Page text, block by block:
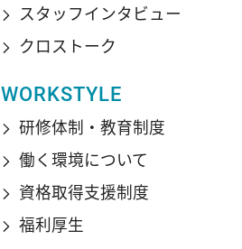
スタッフインタビュー
クロストーク
WORKSTYLE
研修体制・教育制度
働く環境について
資格取得支援制度
福利厚生